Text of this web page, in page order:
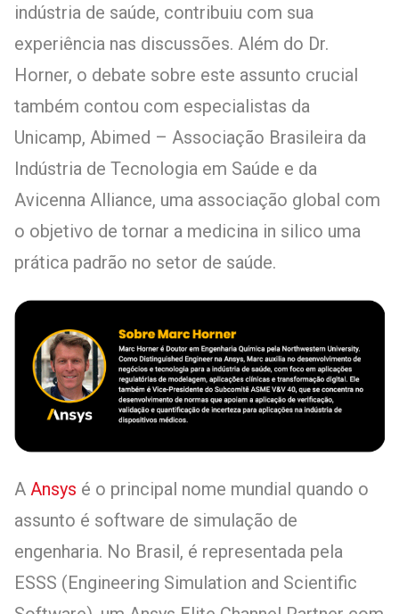
indústria de saúde, contribuiu com sua
experiência nas discussões. Além do Dr.
Horner, o debate sobre este assunto crucial
também contou com especialistas da
Unicamp, Abimed – Associação Brasileira da
Indústria de Tecnologia em Saúde e da
Avicenna Alliance, uma associação global com
o objetivo de tornar a medicina in silico uma
prática padrão no setor de saúde.
A Ansys é o principal nome mundial quando o
assunto é software de simulação de
engenharia. No Brasil, é representada pela
ESSS (Engineering Simulation and Scientific